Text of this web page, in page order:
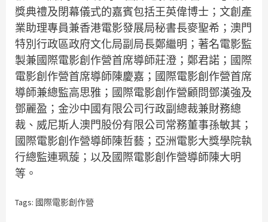
獎典禮及閉幕儀式的嘉賓包括王英偉博士；文創產
業助理專員兼香港電影發展局秘書長麥聖希；澳門
特別行政區政府文化局副局長鄭繼明；著名電影監
製兼國際電影創作營首席導師莊澄；鄭君諾；國際
電影創作營首席導師陳慶嘉；國際電影創作營首席
導師兼總監高思雅；國際電影創作營顧問鄧漢強及
鄧麗盈；金沙中國有限公司行政副總裁兼財務總
裁、威尼斯人澳門股份有限公司常務董事孫敏其；
國際電影創作營導師陳哲藝；亞洲電影大獎學院執
行總監連珮蔙；以及國際電影創作營導師陳大明
等。
Tags: 國際電影創作營